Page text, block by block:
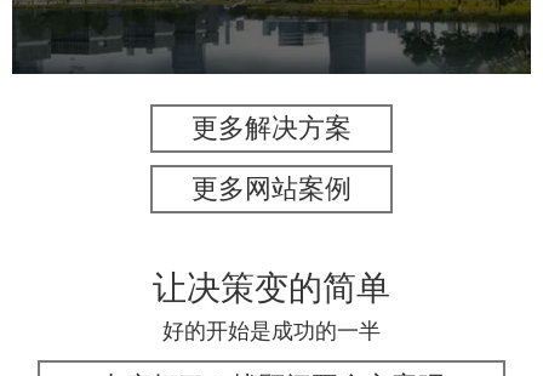
更多解决方案
更多网站案例
让决策变的简单
好的开始是成功的一半